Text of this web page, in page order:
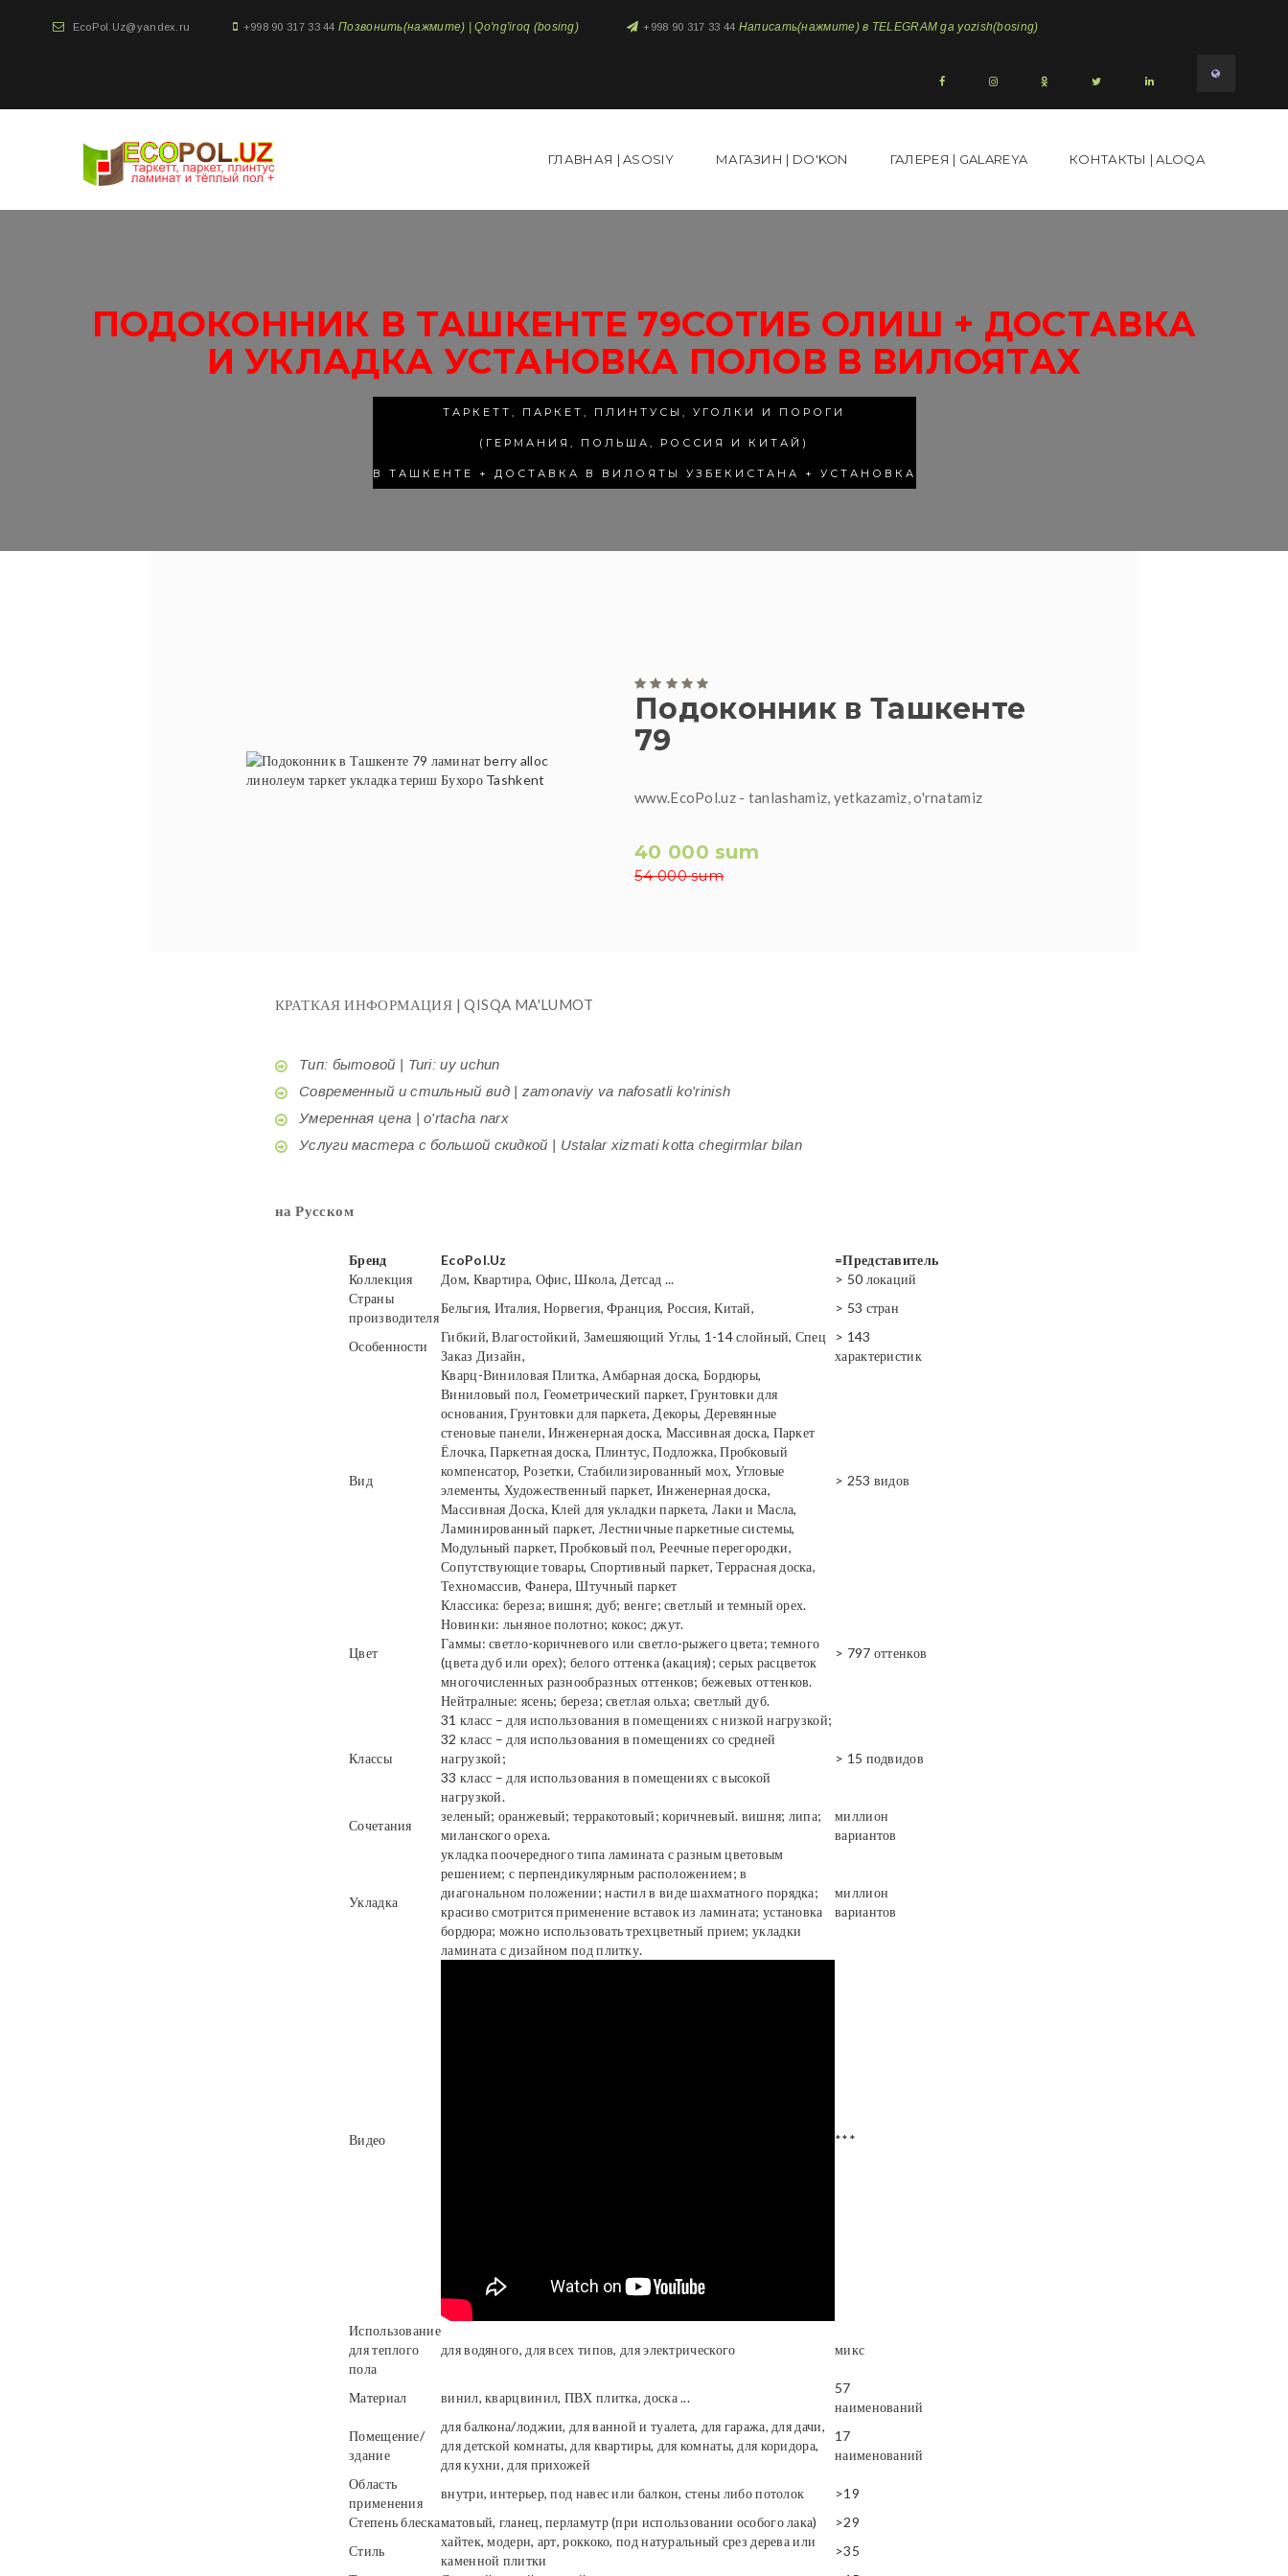
EcoPol.Uz@yandex.ru +998 90 317 33 44 Позвонить(нажмите) | Qo'ng'iroq (bosing) +998 90 317 33 44 Написать(нажмите) в TELEGRAM ga yozish(bosing)
ГЛАВНАЯ | ASOSIY МАГАЗИН | DO'KON ГАЛЕРЕЯ | GALAREYA КОНТАКТЫ | ALOQA
ПОДОКОННИК В ТАШКЕНТЕ 79СОТИБ ОЛИШ + ДОСТАВКА
И УКЛАДКА УСТАНОВКА ПОЛОВ В ВИЛОЯТАХ
ТАРКЕТТ, ПАРКЕТ, ПЛИНТУСЫ, УГОЛКИ И ПОРОГИ
(ГЕРМАНИЯ, ПОЛЬША, РОССИЯ И КИТАЙ)
В ТАШКЕНТЕ + ДОСТАВКА В ВИЛОЯТЫ УЗБЕКИСТАНА + УСТАНОВКА
Подоконник в Ташкенте
79
www.EcoPol.uz - tanlashamiz, yetkazamiz, o'rnatamiz
40 000 sum
54 000 sum
КРАТКАЯ ИНФОРМАЦИЯ | QISQA MA'LUMOT
Тип: бытовой | Turi: uy uchun
Современный и стильный вид | zamonaviy va nafosatli ko'rinish
Умеренная цена | o'rtacha narx
Услуги мастера с большой скидкой | Ustalar xizmati kotta chegirmlar bilan
на Русском
Бренд EcoPol.Uz
=Представитель
Коллекция
Дом, Квартира, Офис, Школа, Детсад ...
> 50 локаций
Страны
производителя
Бельгия, Италия, Норвегия, Франция, Россия, Китай, > 53 стран
Особенности
Гибкий, Влагостойкий, Замешяющий Углы, 1-14 слойный, Спец
Заказ Дизайн,
> 143
характеристик
Вид
Кварц-Виниловая Плитка, Амбарная доска, Бордюры,
Виниловый пол, Геометрический паркет, Грунтовки для
основания, Грунтовки для паркета, Декоры, Деревянные
стеновые панели, Инженерная доска, Массивная доска, Паркет
Ёлочка, Паркетная доска, Плинтус, Подложка, Пробковый
компенсатор, Розетки, Стабилизированный мох, Угловые
элементы, Художественный паркет, Инженерная доска,
Массивная Доска, Клей для укладки паркета, Лаки и Масла,
Ламинированный паркет, Лестничные паркетные системы,
Модульный паркет, Пробковый пол, Реечные перегородки,
Сопутствующие товары, Спортивный паркет, Террасная доска,
Техномассив, Фанера, Штучный паркет
> 253 видов
Цвет
Классика: береза; вишня; дуб; венге; светлый и темный орех.
Новинки: льняное полотно; кокос; джут.
Гаммы: светло-коричневого или светло-рыжего цвета; темного
(цвета дуб или орех); белого оттенка (акация); серых расцветок
многочисленных разнообразных оттенков; бежевых оттенков.
Нейтралные: ясень; береза; светлая ольха; светлый дуб.
> 797 оттенков
Классы
31 класс – для использования в помещениях с низкой нагрузкой;
32 класс – для использования в помещениях со средней
нагрузкой;
33 класс – для использования в помещениях с высокой
нагрузкой.
> 15 подвидов
Сочетания
зеленый; оранжевый; терракотовый; коричневый. вишня; липа;
миланского ореха.
миллион
вариантов
Укладка
укладка поочередного типа ламината с разным цветовым
решением; с перпендикулярным расположением; в
диагональном положении; настил в виде шахматного порядка;
красиво смотрится применение вставок из ламината; установка
бордюра; можно использовать трехцветный прием; укладки
ламината с дизайном под плитку.
миллион
вариантов
Видео ***
Использование
для теплого
пола
для водяного, для всех типов, для электрического микс
Материал винил, кварцвинил, ПВХ плитка, доска ...
57
наименований
Помещение/
здание
для балкона/лоджии, для ванной и туалета, для гаража, для дачи,
для детской комнаты, для квартиры, для комнаты, для коридора,
для кухни, для прихожей
17
наименований
Область
применения
внутри, интерьер, под навес или балкон, стены либо потолок
>19
Степень блескаматовый, гланец, перламутр (при использовании особого лака)
>29
Стиль
хайтек, модерн, арт, роккоко, под натуральный срез дерева или
каменной плитки
>35